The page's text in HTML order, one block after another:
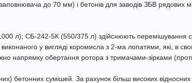
до 70 мм) і бетонів для заводів ЗБВ рядових
л); СБ-242-5К (550/375 л) здійснюють перемішування
у вигляді коромисла з 2-ма лопатями, які, в
напрямку обертання ротора з тримачами-зірками
бетонних сумішей. За рахунок більш високих